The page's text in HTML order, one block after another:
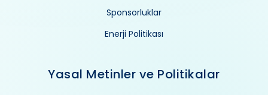
Sponsorluklar
Enerji Politikası
Yasal Metinler ve Politikalar